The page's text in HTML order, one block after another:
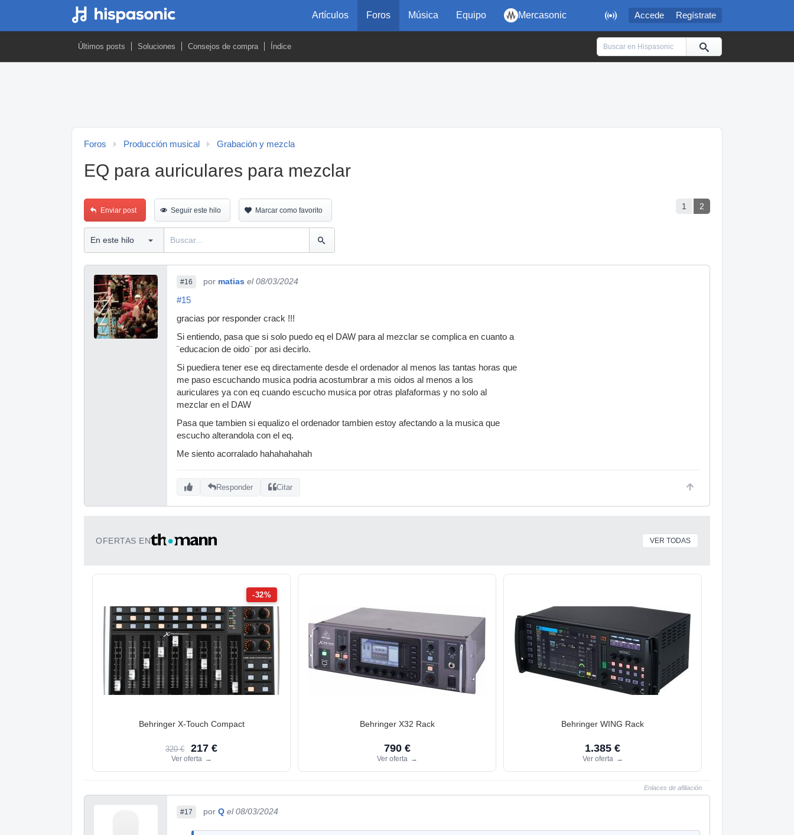
 Accede Regístrate
Artículos Foros Música Equipo Mercasonic
Últimos posts Soluciones Consejos de compra Índice
Foros Producción musical Grabación y mezcla
EQ para auriculares para mezclar
1 2
Enviar post Seguir este hilo Marcar como favorito
#16 por matias el 08/03/2024
#15
gracias por responder crack !!!
Si entiendo, pasa que si solo puedo eq el DAW para al mezclar se complica en cuanto a
¨educacion de oido¨ por asi decirlo.
Si puediera tener ese eq directamente desde el ordenador al menos las tantas horas que
me paso escuchando musica podria acostumbrar a mis oidos al menos a los
auriculares ya con eq cuando escucho musica por otras plafaformas y no solo al
mezclar en el DAW
Pasa que tambien si equalizo el ordenador tambien estoy afectando a la musica que
escucho alterandola con el eq.
Me siento acorralado hahahahahah
Responder Citar
OFERTAS EN VER TODAS
-32%
Behringer X-Touch Compact
320 € 217 €
Ver oferta →
Behringer X32 Rack
790 €
Ver oferta →
Behringer WING Rack
1.385 €
Ver oferta →
Enlaces de afiliación
#17 por Q el 08/03/2024